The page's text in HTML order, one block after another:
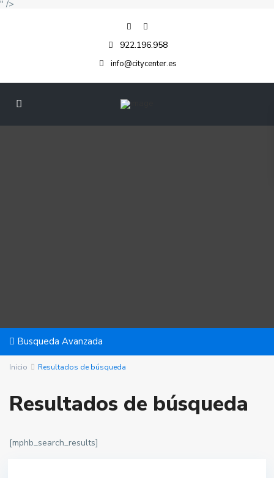
" />
922.196.958
info@citycenter.es
Busqueda Avanzada
Inicio Resultados de búsqueda
Resultados de búsqueda
[mphb_search_results]